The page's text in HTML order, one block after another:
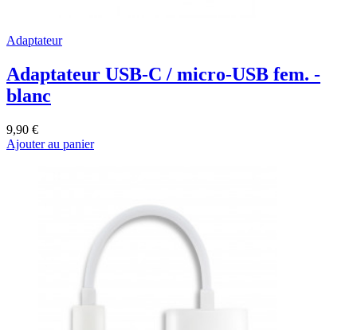
Adaptateur
Adaptateur USB-C / micro-USB fem. -
blanc
9,90 €
Ajouter au panier